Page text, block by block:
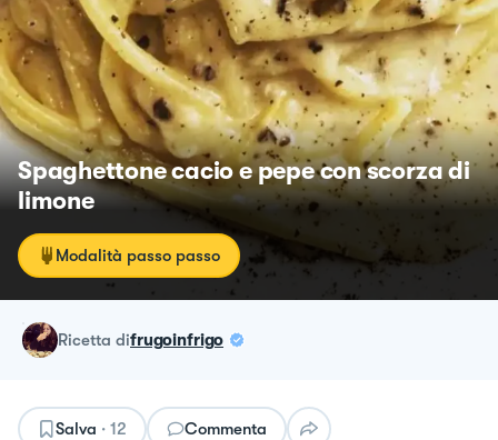
Spaghettone cacio e pepe con scorza di
limone
Modalità passo passo
ricetta difrugoinfrigo
Salva · 12 Commenta